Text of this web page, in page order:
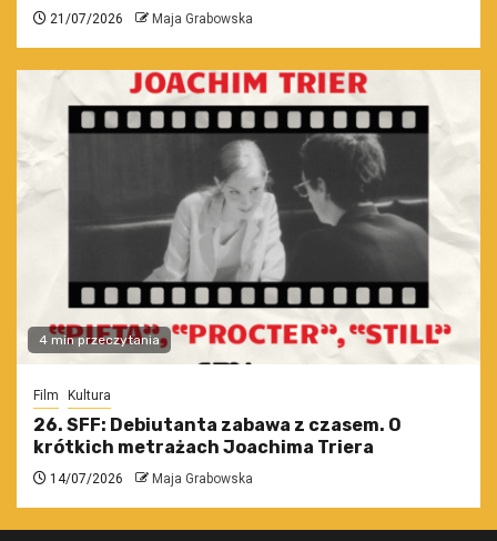
21/07/2026 Maja Grabowska
4 min przeczytania
Film Kultura
26. SFF: Debiutanta zabawa z czasem. O
krótkich metrażach Joachima Triera
14/07/2026 Maja Grabowska